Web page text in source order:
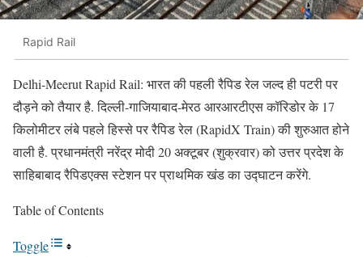
Rapid Rail
Delhi-Meerut Rapid Rail: भारत की पहली रैपिड रेल जल्द ही पटरी पर
दौड़ने को तैयार है. दिल्ली-गाजियाबाद-मेरठ आरआरटीएस कॉरिडोर के 17
किलोमीटर लंबे पहले हिस्से पर रैपिड रेल (RapidX Train) की शुरुआत होने
वाली है. प्रधानमंत्री नरेंद्र मोदी 20 अक्टूबर (शुक्रवार) को उत्तर प्रदेश के
साहिबाबाद रैपिडएक्स स्टेशन पर प्राथमिक खंड का उद्घाटन करेंगे.
Table of Contents
Toggle